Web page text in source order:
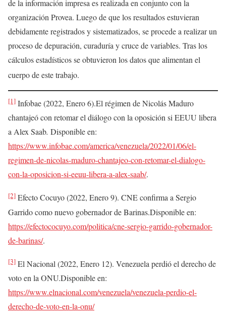
de la información impresa es realizada en conjunto con la
organización Provea. Luego de que los resultados estuvieran
debidamente registrados y sistematizados, se procede a realizar un
proceso de depuración, curaduría y cruce de variables. Tras los
cálculos estadísticos se obtuvieron los datos que alimentan el
cuerpo de este trabajo.
[1] Infobae (2022, Enero 6).El régimen de Nicolás Maduro
chantajeó con retomar el diálogo con la oposición si EEUU libera
a Alex Saab. Disponible en:
https://www.infobae.com/america/venezuela/2022/01/06/el-
regimen-de-nicolas-maduro-chantajeo-con-retomar-el-dialogo-
con-la-oposicion-si-eeuu-libera-a-alex-saab/.
[2] Efecto Cocuyo (2022, Enero 9). CNE confirma a Sergio
Garrido como nuevo gobernador de Barinas.Disponible en:
https://efectococuyo.com/politica/cne-sergio-garrido-gobernador-
de-barinas/.
[3] El Nacional (2022, Enero 12). Venezuela perdió el derecho de
voto en la ONU.Disponible en:
https://www.elnacional.com/venezuela/venezuela-perdio-el-
derecho-de-voto-en-la-onu/